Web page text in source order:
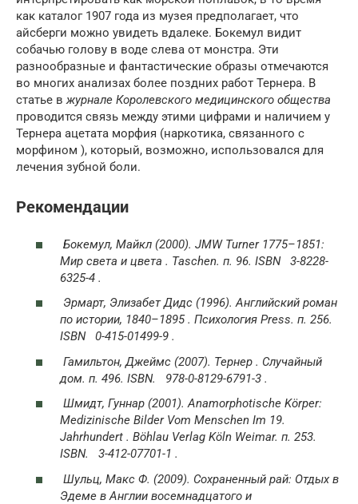
как каталог 1907 года из музея предполагает, что
айсберги можно увидеть вдалеке. Бокемул видит
собачью голову в воде слева от монстра. Эти
разнообразные и фантастические образы отмечаются
во многих анализах более поздних работ Тернера. В
статье вжурнале Королевского медицинского общества
проводится связь между этими цифрами и наличием у
Тернера ацетата морфия (наркотика, связанного с
морфином ), который, возможно, использовался для
лечения зубной боли.
Рекомендации
Бокемул, Майкл (2000). JMW Turner 1775–1851:
Мир света и цвета . Taschen. п. 96. ISBN 3-8228-
6325-4 .
Эрмарт, Элизабет Дидс (1996).Английский роман
по истории, 1840–1895. Психология Press. п. 256.
ISBN 0-415-01499-9 .
Гамильтон, Джеймс (2007). Тернер . Случайный
дом. п. 496. ISBN. 978-0-8129-6791-3 .
Шмидт, Гуннар (2001).Anamorphotische Körper:
Medizinische Bilder Vom Menschen Im 19.
Jahrhundert . Böhlau Verlag Köln Weimar. п. 253.
ISBN. 3-412-07701-1 .
Шульц, Макс Ф. (2009). Сохраненный рай: Отдых в
Эдеме в Англии восемнадцатого и